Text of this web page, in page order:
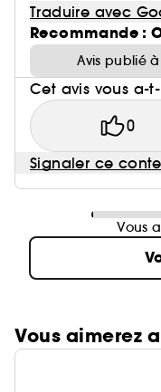
Traduire avec
Recommande :
Avis publié
Cet avis vous a-
0
Signaler ce
Vous
Vous aimerez